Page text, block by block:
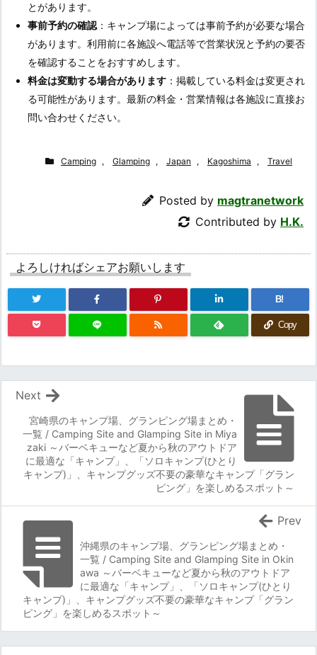
とがあります。
事前予約の確認 ：キャンプ場によっては事前予約が必要な場合
があります。利用前に各施設へ電話等で営業状況と予約の要否
を確認することをおすすめします。
料金は変動する場合があります ：掲載している料金は変更され
る可能性があります。最新の料金・営業情報は各施設に直接お
問い合わせください。
Camping , Glamping , Japan , Kagoshima , Travel
Posted by magtranetwork
Contributed by H.K.
よろしければシェアお願いします
B!
Copy
宮崎県のキャンプ場、グランピング場まとめ・
一覧 / Camping Site and Glamping Site in Miya
zaki ～バーベキューなど夏から秋のアウトドア
に最適な「キャンプ」、「ソロキャンプ(ひとり
キャンプ)」、キャンプグッズ不要の豪華なキャンプ「グラン
ピング」を楽しめるスポット～
Next
沖縄県のキャンプ場、グランピング場まとめ・
一覧 / Camping Site and Glamping Site in Okin
awa ～バーベキューなど夏から秋のアウトドア
に最適な「キャンプ」、「ソロキャンプ(ひとり
キャンプ)」、キャンプグッズ不要の豪華なキャンプ「グラン
ピング」を楽しめるスポット～
Prev